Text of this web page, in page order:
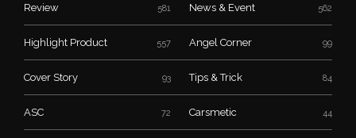
Review 581 News & Event 562
Highlight Product 557 Angel Corner 99
Cover Story 93 Tips & Trick 84
ASC 72 Carsmetic 44